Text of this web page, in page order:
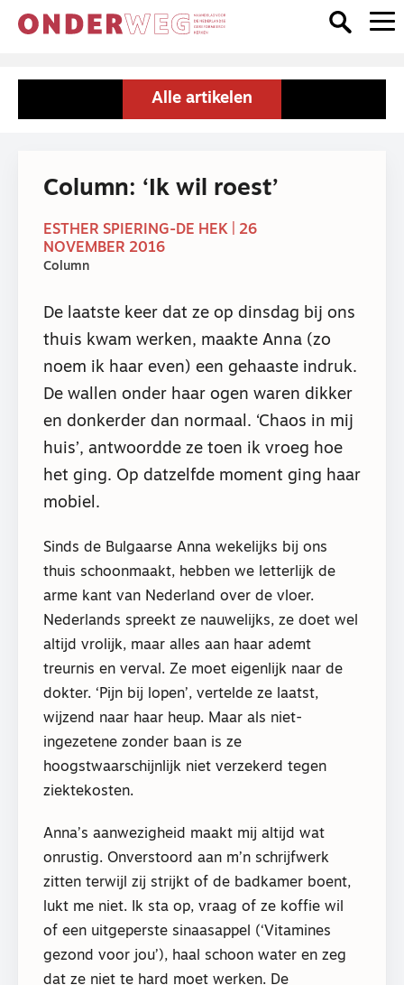
Alle artikelen
Column: ‘Ik wil roest’
ESTHER SPIERING-DE HEK | 26
NOVEMBER 2016
Column
De laatste keer dat ze op dinsdag bij ons
thuis kwam werken, maakte Anna (zo
noem ik haar even) een gehaaste indruk.
De wallen onder haar ogen waren dikker
en donkerder dan normaal. ‘Chaos in mij
huis’, antwoordde ze toen ik vroeg hoe
het ging. Op datzelfde moment ging haar
mobiel.
Sinds de Bulgaarse Anna wekelijks bij ons
thuis schoonmaakt, hebben we letterlijk de
arme kant van Nederland over de vloer.
Nederlands spreekt ze nauwelijks, ze doet wel
altijd vrolijk, maar alles aan haar ademt
treurnis en verval. Ze moet eigenlijk naar de
dokter. ‘Pijn bij lopen’, vertelde ze laatst,
wijzend naar haar heup. Maar als niet-
ingezetene zonder baan is ze
hoogstwaarschijnlijk niet verzekerd tegen
ziektekosten.
Anna’s aanwezigheid maakt mij altijd wat
onrustig. Onverstoord aan m’n schrijfwerk
zitten terwijl zij strijkt of de badkamer boent,
lukt me niet. Ik sta op, vraag of ze koffie wil
of een uitgeperste sinaasappel (‘Vitamines
gezond voor jou’), haal schoon water en zeg
dat ze niet te hard moet werken. De